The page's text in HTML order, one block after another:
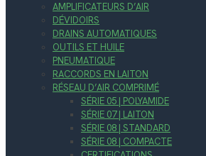
AMPLIFICATEURS D’AIR
DÉVIDOIRS
DRAINS AUTOMATIQUES
OUTILS ET HUILE
PNEUMATIQUE
RACCORDS EN LAITON
RÉSEAU D’AIR COMPRIMÉ
SÉRIE 05 | POLYAMIDE
SÉRIE 07 | LAITON
SÉRIE 08 | STANDARD
SÉRIE 08 | COMPACTE